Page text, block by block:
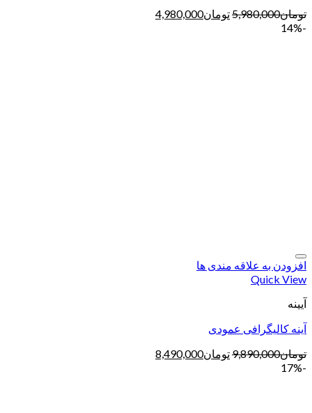
تومان5,980,000تومان4,980,000
-14%
افزودن به علاقه مندی ها
Quick View
آیینه
آینه کالیگرافی عمودی
تومان9,890,000تومان8,490,000
-17%